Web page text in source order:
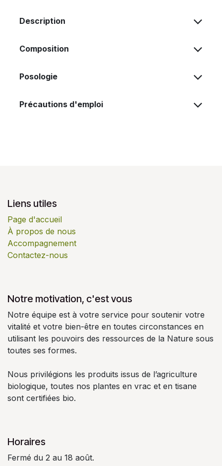
Description
Composition
Posologie
Précautions d'emploi
Liens utiles
Page d'accueil
À propos de nous
Accompagnement
Contactez-nous
Notre motivation, c'est vous
Notre équipe est à votre service pour soutenir votre
vitalité et votre bien-être en toutes circonstances en
utilisant les pouvoirs des ressources de la Nature sous
toutes ses formes.
Nous privilégions les produits issus de l’agriculture
biologique, toutes nos plantes en vrac et en tisane
sont certifiées bio.
Horaires
Fermé du 2 au 18 août.